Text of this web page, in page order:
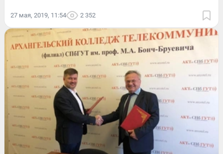
27 мая, 2019, 11:54 2 352